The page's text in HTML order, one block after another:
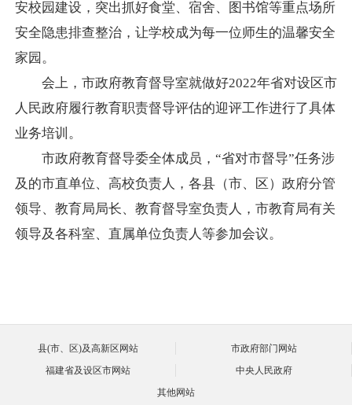
安校园建设，突出抓好食堂、宿舍、图书馆等重点场所
安全隐患排查整治，让学校成为每一位师生的温馨安全
家园。
会上，市政府教育督导室就做好2022年省对设区市
人民政府履行教育职责督导评估的迎评工作进行了具体
业务培训。
市政府教育督导委全体成员，“省对市督导”任务涉
及的市直单位、高校负责人，各县（市、区）政府分管
领导、教育局局长、教育督导室负责人，市教育局有关
领导及各科室、直属单位负责人等参加会议。
县(市、区)及高新区网站
市政府部门网站
福建省及设区市网站
中央人民政府
其他网站